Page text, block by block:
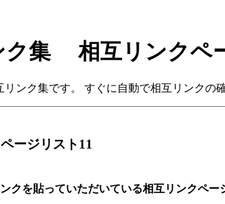
ク集 相互リンクペ
ンク集です。 すぐに自動で相互リンク
ージリスト11
クを貼っていただいている相互リンクペー